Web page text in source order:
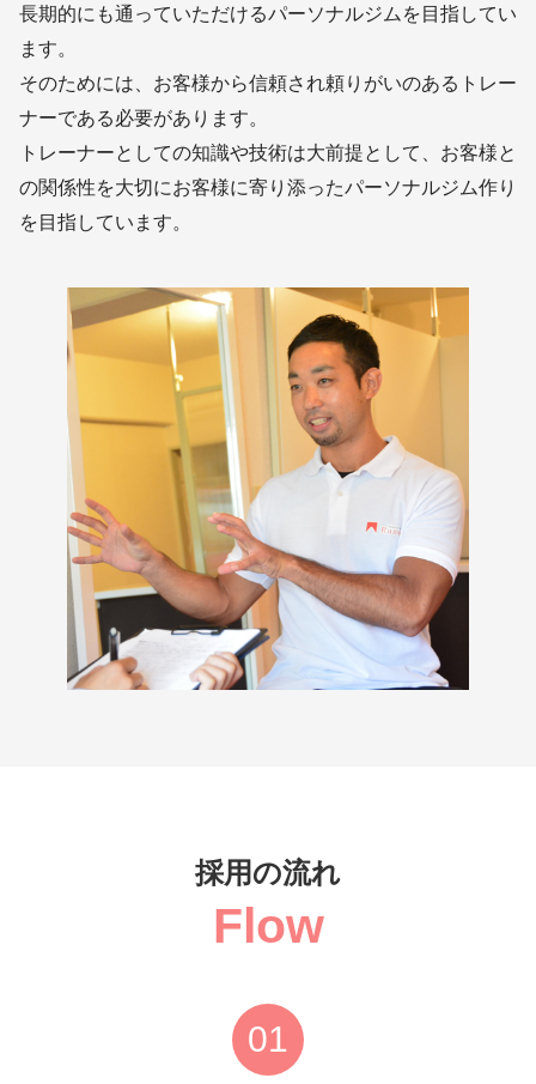
長期的にも通っていただけるパーソナルジムを目指してい
ます。
そのためには、お客様から信頼され頼りがいのあるトレー
ナーである必要があります。
トレーナーとしての知識や技術は大前提として、お客様と
の関係性を大切にお客様に寄り添ったパーソナルジム作り
を目指しています。
採用の流れ
Flow
01